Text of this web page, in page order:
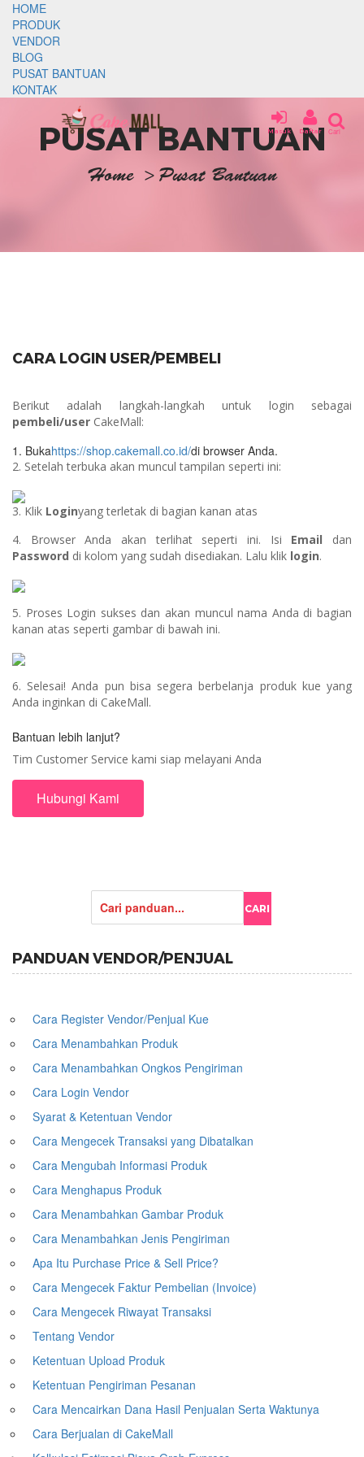
HOME
PRODUK
VENDOR
BLOG
PUSAT BANTUAN
KONTAK
Masuk Daftar Cari
PUSAT BANTUAN
Home > Pusat Bantuan
CARA LOGIN USER/PEMBELI
Berikut adalah langkah-langkah untuk login sebagai
pembeli/user CakeMall:
1. Bukahttps://shop.cakemall.co.id/di browser Anda.
2. Setelah terbuka akan muncul tampilan seperti ini:
3. Klik Loginyang terletak di bagian kanan atas
4. Browser Anda akan terlihat seperti ini. Isi Email dan
Password di kolom yang sudah disediakan. Lalu klik login.
5. Proses Login sukses dan akan muncul nama Anda di bagian
kanan atas seperti gambar di bawah ini.
6. Selesai! Anda pun bisa segera berbelanja produk kue yang
Anda inginkan di CakeMall.
Bantuan lebih lanjut?
Tim Customer Service kami siap melayani Anda
Hubungi Kami
PANDUAN VENDOR/PENJUAL
Cara Register Vendor/Penjual Kue
Cara Menambahkan Produk
Cara Menambahkan Ongkos Pengiriman
Cara Login Vendor
Syarat & Ketentuan Vendor
Cara Mengecek Transaksi yang Dibatalkan
Cara Mengubah Informasi Produk
Cara Menghapus Produk
Cara Menambahkan Gambar Produk
Cara Menambahkan Jenis Pengiriman
Apa Itu Purchase Price & Sell Price?
Cara Mengecek Faktur Pembelian (Invoice)
Cara Mengecek Riwayat Transaksi
Tentang Vendor
Ketentuan Upload Produk
Ketentuan Pengiriman Pesanan
Cara Mencairkan Dana Hasil Penjualan Serta Waktunya
Cara Berjualan di CakeMall